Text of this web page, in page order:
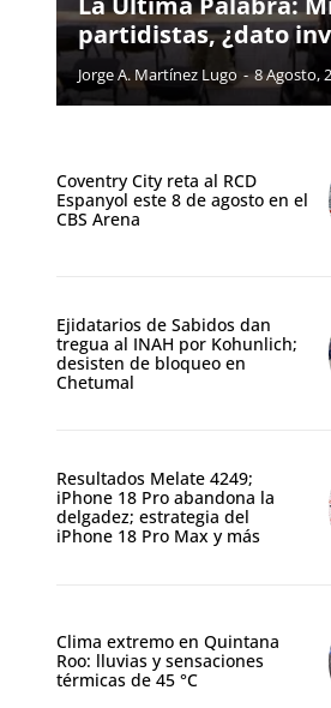
partidistas, ¿dato
Jorge A. Martínez Lugo - 8 Agosto,
Coventry City reta al RCD
Espanyol este 8 de agosto en el
CBS Arena
Ejidatarios de Sabidos dan
tregua al INAH por Kohunlich;
desisten de bloqueo en
Chetumal
Resultados Melate 4249;
iPhone 18 Pro abandona la
delgadez; estrategia del
iPhone 18 Pro Max y más
Clima extremo en Quintana
Roo: lluvias y sensaciones
térmicas de 45 °C